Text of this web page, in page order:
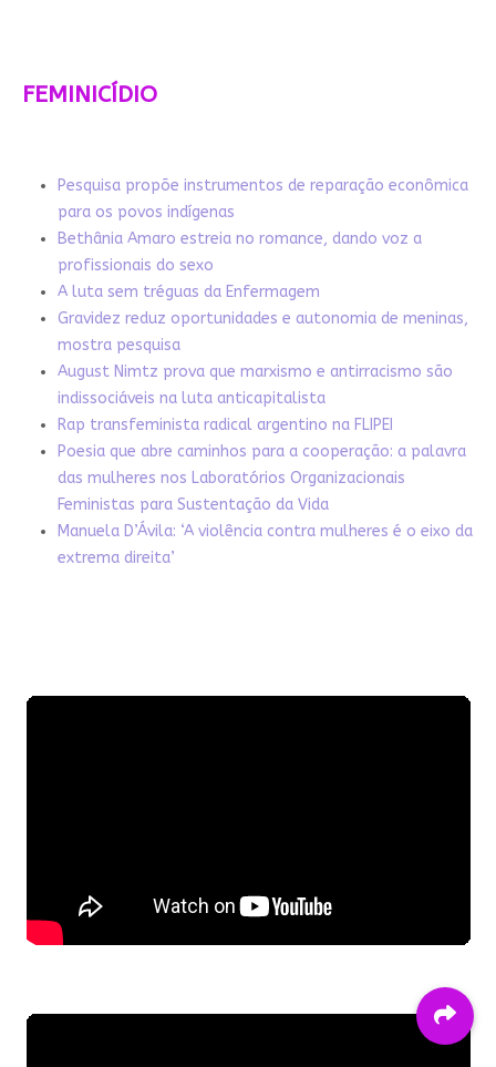
FEMINICÍDIO
Pesquisa propõe instrumentos de reparação econômica
para os povos indígenas
Bethânia Amaro estreia no romance, dando voz a
profissionais do sexo
A luta sem tréguas da Enfermagem
Gravidez reduz oportunidades e autonomia de meninas,
mostra pesquisa
August Nimtz prova que marxismo e antirracismo são
indissociáveis na luta anticapitalista
Rap transfeminista radical argentino na FLIPEI
Poesia que abre caminhos para a cooperação: a palavra
das mulheres nos Laboratórios Organizacionais
Feministas para Sustentação da Vida
Manuela D’Ávila: ‘A violência contra mulheres é o eixo da
extrema direita’